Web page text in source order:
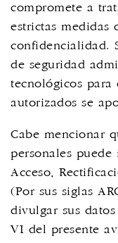
compromete a
estrictas medidas
confidencialidad.
de seguridad
tecnológicos para
autorizados se
Cabe mencionar
personales
Acceso,
(Por sus siglas
divulgar sus
VI del presente